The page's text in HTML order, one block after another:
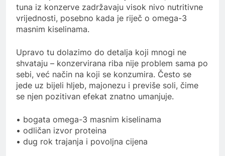
tuna iz konzerve zadržavaju visok nivo nutritivne
vrijednosti, posebno kada je riječ o omega-3
masnim kiselinama.
Upravo tu dolazimo do detalja koji mnogi ne
shvataju – konzervirana riba nije problem sama po
sebi, već način na koji se konzumira. Često se
jede uz bijeli hljeb, majonezu i previše soli, čime
se njen pozitivan efekat znatno umanjuje.
• bogata omega-3 masnim kiselinama
• odličan izvor proteina
• dug rok trajanja i povoljna cijena